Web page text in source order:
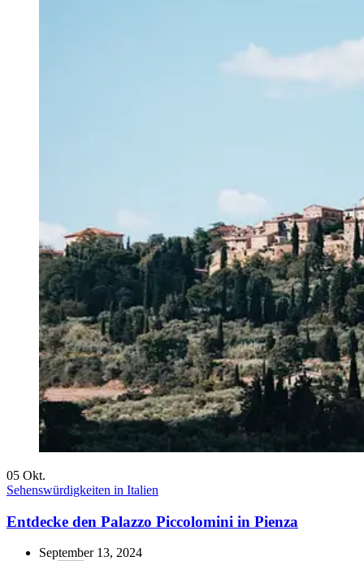
05 Okt.
Sehenswürdigkeiten in Italien
Entdecke den Palazzo Piccolomini in Pienza
September 13, 2024